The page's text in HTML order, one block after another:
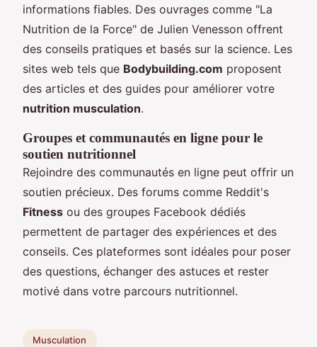
informations fiables. Des ouvrages comme "La
Nutrition de la Force" de Julien Venesson offrent
des conseils pratiques et basés sur la science. Les
sites web tels que Bodybuilding.com proposent
des articles et des guides pour améliorer votre
nutrition musculation.
Groupes et communautés en ligne pour le
soutien nutritionnel
Rejoindre des communautés en ligne peut offrir un
soutien précieux. Des forums comme Reddit's
Fitness ou des groupes Facebook dédiés
permettent de partager des expériences et des
conseils. Ces plateformes sont idéales pour poser
des questions, échanger des astuces et rester
motivé dans votre parcours nutritionnel.
Musculation